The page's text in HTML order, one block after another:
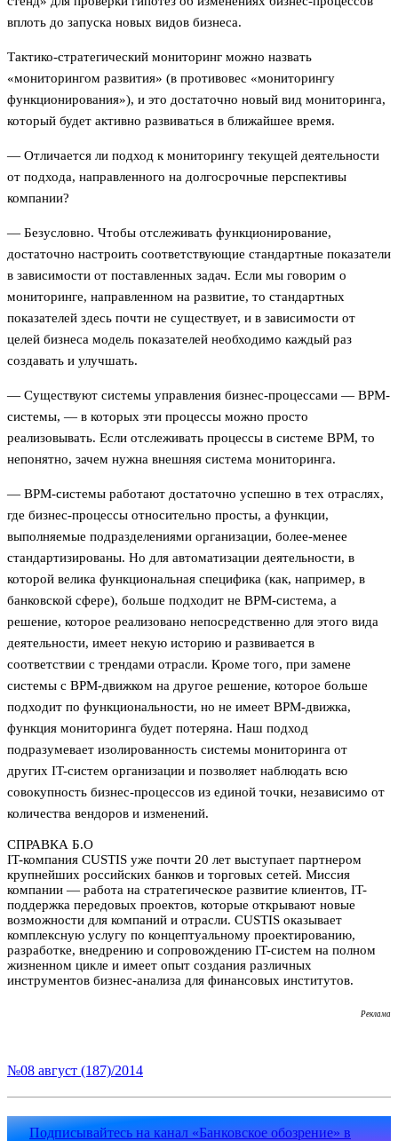
вплоть до запуска новых видов бизнеса.
Тактико-стратегический мониторинг можно назвать
«мониторингом развития» (в противовес «мониторингу
функционирования»), и это достаточно новый вид мониторинга,
который будет активно развиваться в ближайшее время.
— Отличается ли подход к мониторингу текущей деятельности
от подхода, направленного на долгосрочные перспективы
компании?
— Безусловно. Чтобы отслеживать функционирование,
достаточно настроить соответствующие стандартные показатели
в зависимости от поставленных задач. Если мы говорим о
мониторинге, направленном на развитие, то стандартных
показателей здесь почти не существует, и в зависимости от
целей бизнеса модель показателей необходимо каждый раз
создавать и улучшать.
— Существуют системы управления бизнес-процессами — BPM-
системы, — в которых эти процессы можно просто
реализовывать. Если отслеживать процессы в системе BPM, то
непонятно, зачем нужна внешняя система мониторинга.
— BPM-системы работают достаточно успешно в тех отраслях,
где бизнес-процессы относительно просты, а функции,
выполняемые подразделениями организации, более-менее
стандартизированы. Но для автоматизации деятельности, в
которой велика функциональная специфика (как, например, в
банковской сфере), больше подходит не BPM-система, а
решение, которое реализовано непосредственно для этого вида
деятельности, имеет некую историю и развивается в
соответствии с трендами отрасли. Кроме того, при замене
системы с BPM-движком на другое решение, которое больше
подходит по функциональности, но не имеет BPM-движка,
функция мониторинга будет потеряна. Наш подход
подразумевает изолированность системы мониторинга от
других IT-систем организации и позволяет наблюдать всю
совокупность бизнес-процессов из единой точки, независимо от
количества вендоров и изменений.
СПРАВКА Б.О
IT-компания CUSTIS уже почти 20 лет выступает партнером
крупнейших российских банков и торговых сетей. Миссия
компании — работа на стратегическое развитие клиентов, IT-
поддержка передовых проектов, которые открывают новые
возможности для компаний и отрасли. CUSTIS оказывает
комплексную услугу по концептуальному проектированию,
разработке, внедрению и сопровождению IT-систем на полном
жизненном цикле и имеет опыт создания различных
инструментов бизнес-анализа для финансовых институтов.
Реклама
№08 август (187)/2014
Подписывайтесь на канал «Банковское обозрение» в